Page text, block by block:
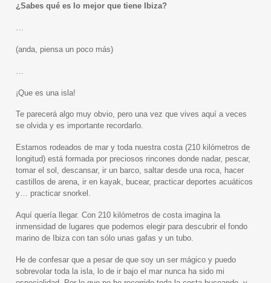
¿Sabes qué es lo mejor que tiene Ibiza?
(anda, piensa un poco más)
¡Que es una isla!
Te parecerá algo muy obvio, pero una vez que vives aquí a veces
se olvida y es importante recordarlo.
Estamos rodeados de mar y toda nuestra costa (210 kilómetros de
longitud) está formada por preciosos rincones donde nadar, pescar,
tomar el sol, descansar, ir un barco, saltar desde una roca, hacer
castillos de arena, ir en kayak, bucear, practicar deportes acuáticos
y… practicar snorkel.
Aquí quería llegar. Con 210 kilómetros de costa imagina la
inmensidad de lugares que podemos elegir para descubrir el fondo
marino de Ibiza con tan sólo unas gafas y un tubo.
He de confesar que a pesar de que soy un ser mágico y puedo
sobrevolar toda la isla, lo de ir bajo el mar nunca ha sido mi